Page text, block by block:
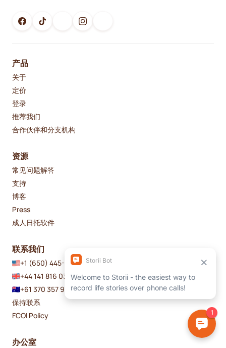
产品
关于
定价
登录
推荐我们
合作伙伴和分支机构
资源
常见问题解答
支持
博客
Press
成人日托软件
联系我们
+1 (650) 445-4647
+44 141 816 0373
+61 370 357 936
保持联系
FCOI Policy
办公室